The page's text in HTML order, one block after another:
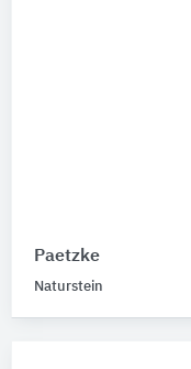
Paetzke
Naturstein